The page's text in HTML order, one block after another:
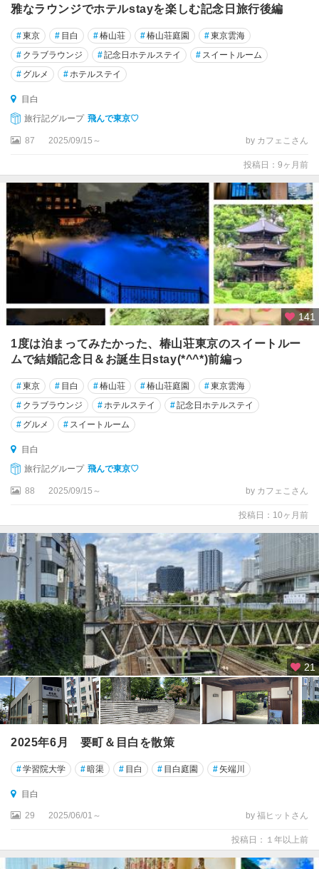
雅なラウンジでホテルstayを楽しむ記念日旅行後編
#東京 # 目白 #椿山荘 #椿山荘庭園 #東京雲海
# クラブラウンジ #記念日ホテルステイ # スイートルーム
# グルメ # ホテルステイ
目白
旅行記グループ 飛んで東京♡
87 2025/09/15～ by カフェこさん
投稿日：9ヶ月前
141
1度は泊まってみたかった、椿山荘東京のスイートルー
ムで結婚記念日＆お誕生日stay(*^^*)前編っ
#東京 # 目白 #椿山荘 #椿山荘庭園 #東京雲海
# クラブラウンジ #ホテルステイ #記念日ホテルステイ
# グルメ # スイートルーム
目白
旅行記グループ 飛んで東京♡
88 2025/09/15～ by カフェこさん
投稿日：10ヶ月前
21
2025年6月 要町＆目白を散策
#学習院大学 #暗渠 # 目白 # 目白庭園 #矢端川
目白
29 2025/06/01～ by 福ヒットさん
投稿日：１年以上前